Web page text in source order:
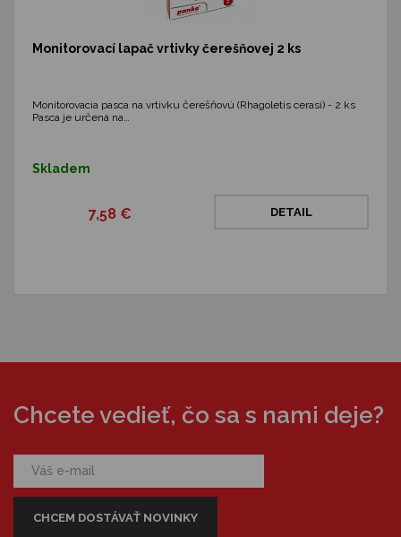
Monitorovací lapač vrtivky čerešňovej 2 ks
Monitorovacia pasca na vrtivku čerešňovú (Rhagoletis cerasi) - 2 ks
Pasca je určená na…
Skladem
7,58 € DETAIL
Chcete vedieť, čo sa s nami deje?